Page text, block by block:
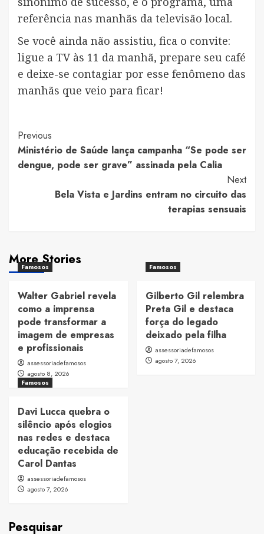
referência nas manhãs da televisão local.
Se você ainda não assistiu, fica o convite:
ligue a TV às 11 da manhã, prepare seu café
e deixe-se contagiar por esse fenômeno das
manhãs que veio para ficar!
Post
Navigation
Previous
Ministério de Saúde lança campanha “Se pode ser
dengue, pode ser grave” assinada pela Calia
Next
Bela Vista e Jardins entram no circuito das
terapias sensuais
More Stories
Famosos
Walter Gabriel revela
como a imprensa
pode transformar a
imagem de empresas
e profissionais
assessoriadefamosos
agosto 8, 2026
Famosos
Gilberto Gil relembra
Preta Gil e destaca
força do legado
deixado pela filha
assessoriadefamosos
agosto 7, 2026
Famosos
Davi Lucca quebra o
silêncio após elogios
nas redes e destaca
educação recebida de
Carol Dantas
assessoriadefamosos
agosto 7, 2026
Pesquisar